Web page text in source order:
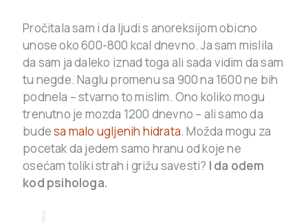
Pročitala sam i da ljudi s anoreksijom obicno
unose oko 600-800 kcal dnevno. Ja sam mislila
da sam ja daleko iznad toga ali sada vidim da sam
tu negde. Naglu promenu sa 900 na 1600 ne bih
podnela – stvarno to mislim. Ono koliko mogu
trenutno je mozda 1200 dnevno – ali samo da
budesa malo ugljenih hidrata. Možda mogu za
pocetak da jedem samo hranu od koje ne
osećam toliki strah i grižu savesti? I da odem
kod psihologa.